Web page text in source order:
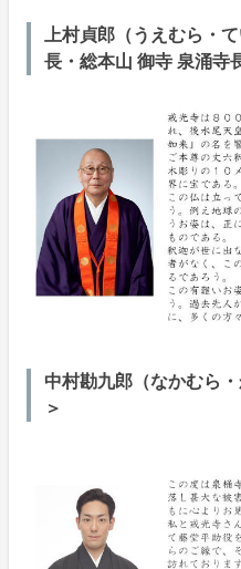
上村貞郎（うえむら・
長・総本山 御寺 泉涌寺
中村勘九郎（なかむら
＞